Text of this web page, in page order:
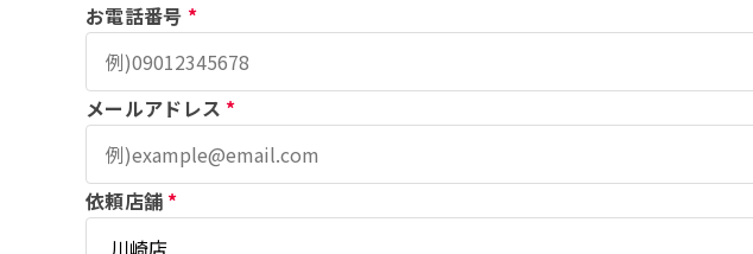
お電話番号 *
メールアドレス *
依頼店舗 *